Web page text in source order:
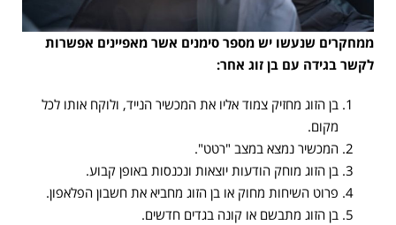
ממחקרים שנעשו יש מספר סימנים אשר מאפיינים אפשרות
לקשר בגידה עם בן זוג אחר:
בן הזוג מחזיק צמוד אליו את המכשיר הנייד, ולוקח אותו לכל
מקום.
המכשיר נמצא במצב "רטט".
בן הזוג מוחק הודעות יוצאות ונכנסות באופן קבוע.
פרוט השיחות מחוק או בן הזוג מחביא את חשבון הפלאפון.
בן הזוג מתבשם או קונה בגדים חדשים.